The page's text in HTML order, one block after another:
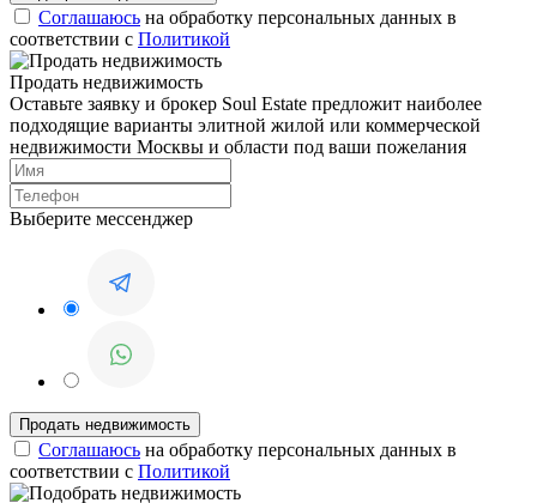
Соглашаюсь на обработку персональных данных в
соответствии с Политикой
Продать недвижимость
Оставьте заявку и брокер Soul Estate предложит наиболее
подходящие варианты элитной жилой или коммерческой
недвижимости Москвы и области под ваши пожелания
Выберите мессенджер
Соглашаюсь на обработку персональных данных в
соответствии с Политикой